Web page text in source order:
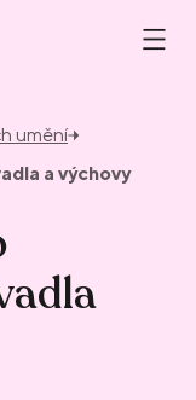
umění
a výchovy